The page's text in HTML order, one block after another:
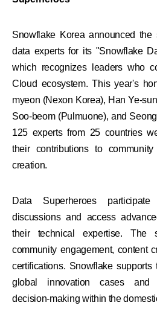
Snowflake Korea announced the
data experts for its "Snowflake
which recognizes leaders who
Cloud ecosystem. This year's
myeon (Nexon Korea), Han Ye-
Soo-beom (Pulmuone), and
125 experts from 25 countries
their contributions to
creation.
Data Superheroes
discussions and access
their technical expertise. The
community engagement, content
certifications. Snowflake
global innovation cases and
decision-making within the